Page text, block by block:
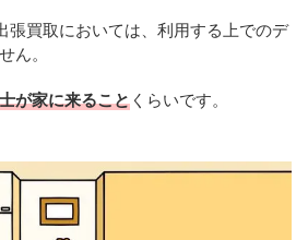
張買取においては、利用する上でのデ
ん。
が家に来ること くらいです。